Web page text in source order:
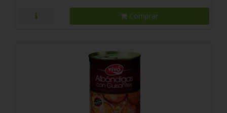
Comprar